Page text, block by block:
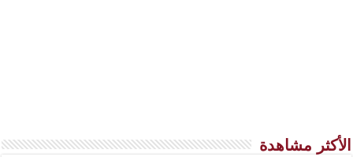
الأكثر مشاهدة